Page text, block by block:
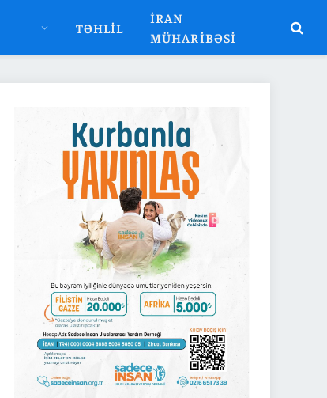
TƏHLIL
İRAN
MÜHARIBƏSI